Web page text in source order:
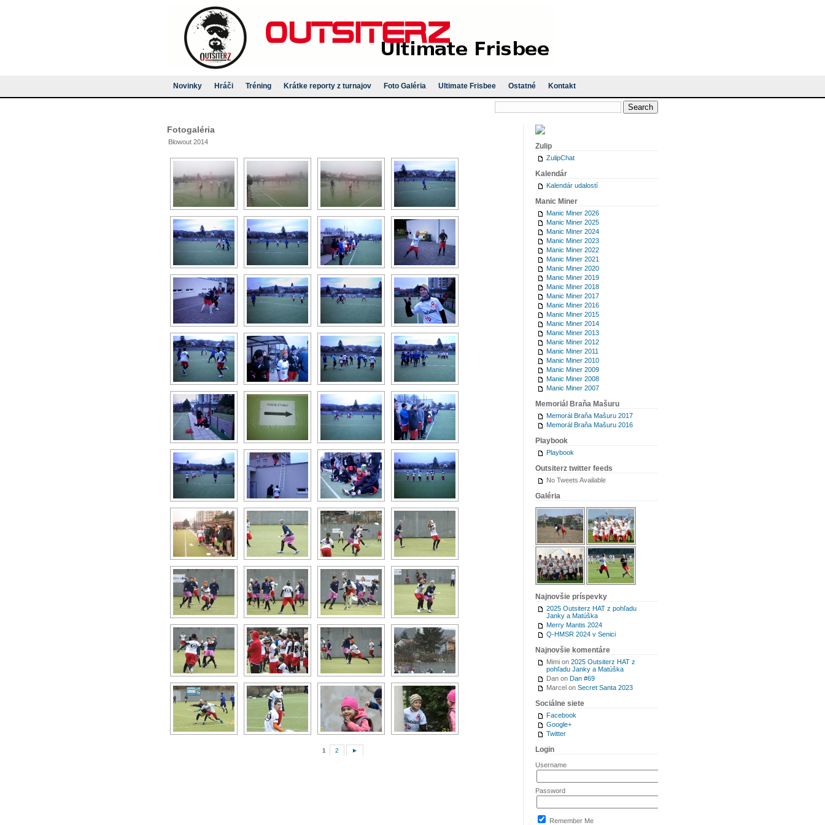
Novinky Hráči Tréning Krátke reporty z turnajov Foto Galéria Ultimate Frisbee Ostatné Kontakt
Fotogaléria
Blowout 2014
1 2 ►
Zulip
ZulipChat
Kalendár
Kalendár udalostí
Manic Miner
Manic Miner 2026
Manic Miner 2025
Manic Miner 2024
Manic Miner 2023
Manic Miner 2022
Manic Miner 2021
Manic Miner 2020
Manic Miner 2019
Manic Miner 2018
Manic Miner 2017
Manic Miner 2016
Manic Miner 2015
Manic Miner 2014
Manic Miner 2013
Manic Miner 2012
Manic Miner 2011
Manic Miner 2010
Manic Miner 2009
Manic Miner 2008
Manic Miner 2007
Memoriál Braňa Mašuru
Memorál Braňa Mašuru 2017
Memorál Braňa Mašuru 2016
Playbook
Playbook
Outsiterz twitter feeds
No Tweets Available
Galéria
Najnovšie príspevky
2025 Outsiterz HAT z pohľadu
Janky a Matúška
Merry Mantis 2024
Q-HMSR 2024 v Senici
Najnovšie komentáre
Mimi on 2025 Outsiterz HAT z
pohľadu Janky a Matúška
Dan on Dan #69
Marcel on Secret Santa 2023
Sociálne siete
Facebook
Google+
Twitter
Login
Username
Password
Remember Me